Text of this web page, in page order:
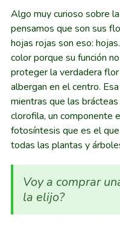
Algo muy curioso sobre la
pensamos que son sus
hojas rojas son eso:
color porque su función
proteger la verdadera
albergan en el centro.
mientras que las
clorofila, un componente
fotosíntesis que es el
todas las plantas y
Voy a comprar
la elijo?